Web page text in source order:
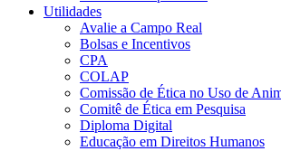
Utilidades
Avalie a Campo Real
Bolsas e Incentivos
CPA
COLAP
Comissão de Ética no Uso de
Comitê de Ética em Pesquisa
Diploma Digital
Educação em Direitos Humanos